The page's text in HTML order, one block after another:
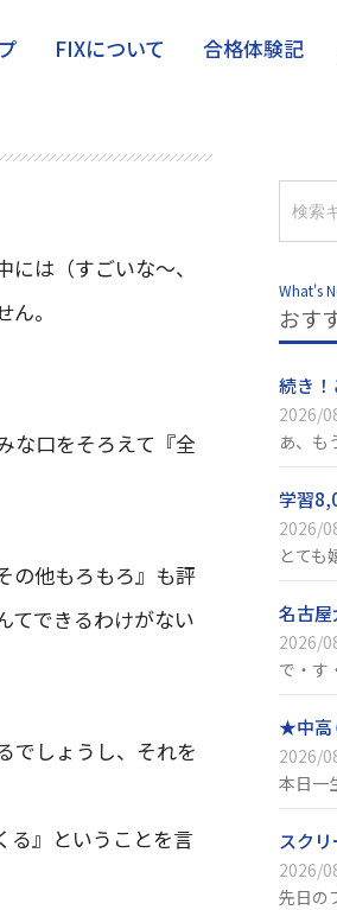
FIXについて 合格体験記
は（すごいな～、
。
な口をそろえて『全
の他もろもろ』も評
てできるわけがない
でしょうし、それを
る』ということを言
What's
おす
続き
2026/
あ、も
学習
2026/
とても
名古
2026/
で・す
★中高
2026/
本日一
スク
2026/
先日の